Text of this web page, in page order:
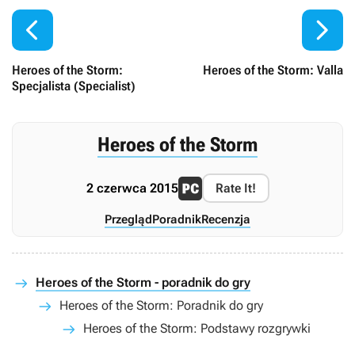

Heroes of the Storm:
Specjalista (Specialist)
Heroes of the Storm: Valla

Heroes of the Storm
2 czerwca 2015 Rate It!
PrzeglądPoradnikRecenzja
Heroes of the Storm - poradnik do gry
Heroes of the Storm: Poradnik do gry
Heroes of the Storm: Podstawy rozgrywki